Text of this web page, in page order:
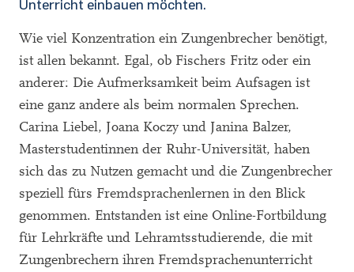
Unterricht einbauen möchten.
Wie viel Konzentration ein Zungenbrecher benötigt,
ist allen bekannt. Egal, ob Fischers Fritz oder ein
anderer: Die Aufmerksamkeit beim Aufsagen ist
eine ganz andere als beim normalen Sprechen.
Carina Liebel, Joana Koczy und Janina Balzer,
Masterstudentinnen der Ruhr-Universität, haben
sich das zu Nutzen gemacht und die Zungenbrecher
speziell fürs Fremdsprachenlernen in den Blick
genommen. Entstanden ist eine Online-Fortbildung
für Lehrkräfte und Lehramtsstudierende, die mit
Zungenbrechern ihren Fremdsprachenunterricht